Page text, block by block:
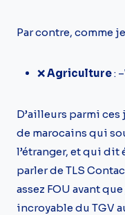
Par contre, comme
❌Agriculture:
D’ailleurs parmi
de marocains qui
l’étranger, et qui dit
parler de TLS
assez FOU avant
incroyable du TGV